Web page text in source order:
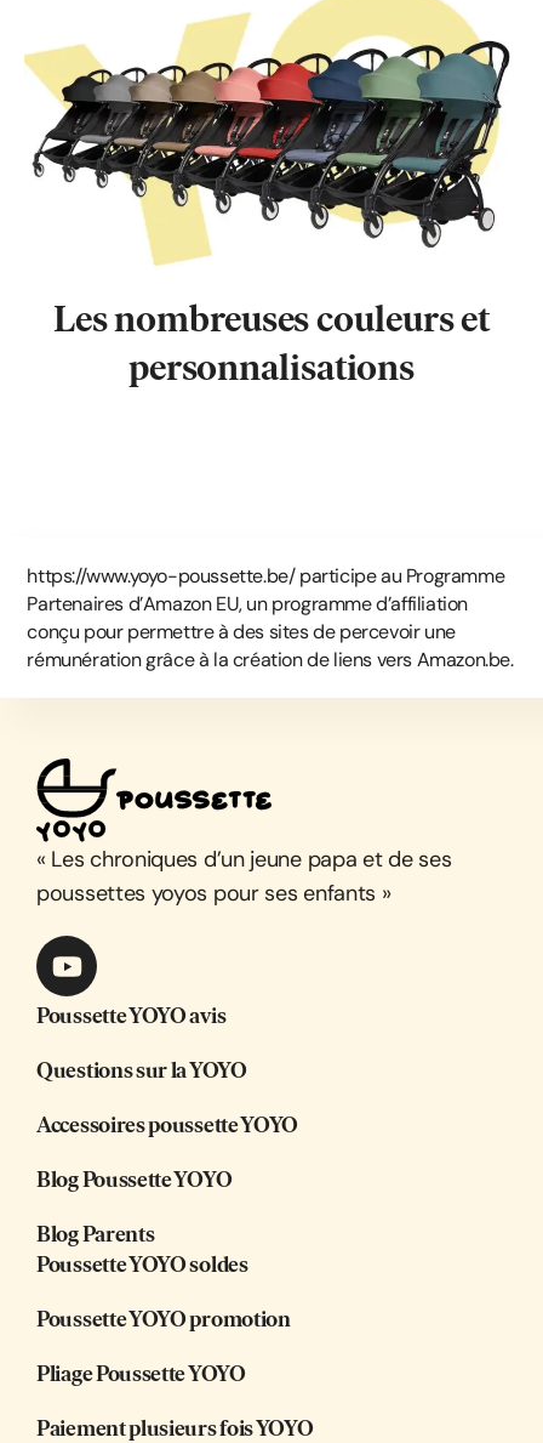
Les nombreuses couleurs et
personnalisations
https://www.yoyo-poussette.be/ participe au Programme
Partenaires d’Amazon EU, un programme d’affiliation
conçu pour permettre à des sites de percevoir une
rémunération grâce à la création de liens vers Amazon.be.
« Les chroniques d’un jeune papa et de ses
poussettes yoyos pour ses enfants »
Poussette YOYO avis
Questions sur la YOYO
Accessoires poussette YOYO
Blog Poussette YOYO
Blog Parents
Poussette YOYO soldes
Poussette YOYO promotion
Pliage Poussette YOYO
Paiement plusieurs fois YOYO